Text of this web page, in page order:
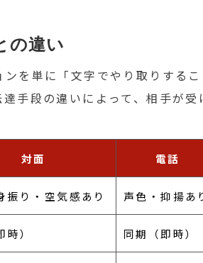
の違い
を単に「文字でやり取りする
手段の違いによって、相手が
対面 電話
振り・空気感あり 声色・抑揚あ
） 同期（即時）